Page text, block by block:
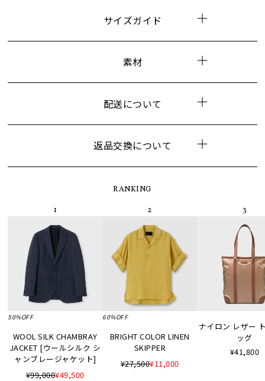
サイズガイド
素材
配送について
返品交換について
RANKING
50%OFF
WOOL SILK CHAMBRAY
JACKET [ウールシルク シ
ャンブレージャケット]
¥99,000¥49,500
60%OFF
BRIGHT COLOR LINEN
SKIPPER
¥27,500¥11,000
ナイロン レザー
ッグ
¥41,800